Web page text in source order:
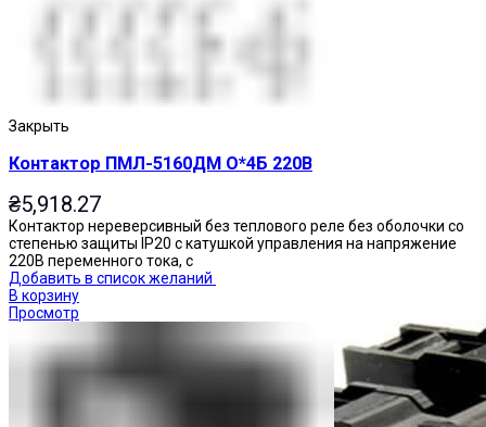
Кнопки нажимные
Закрыть
Контактор ПМЛ-5160ДМ О*4Б 220В
₴5,918.27
Контактор нереверсивный без теплового реле без оболочки со
степенью защиты IP20 с катушкой управления на напряжение
220В переменного тока, с
Добавить в список желаний
В корзину
Просмотр